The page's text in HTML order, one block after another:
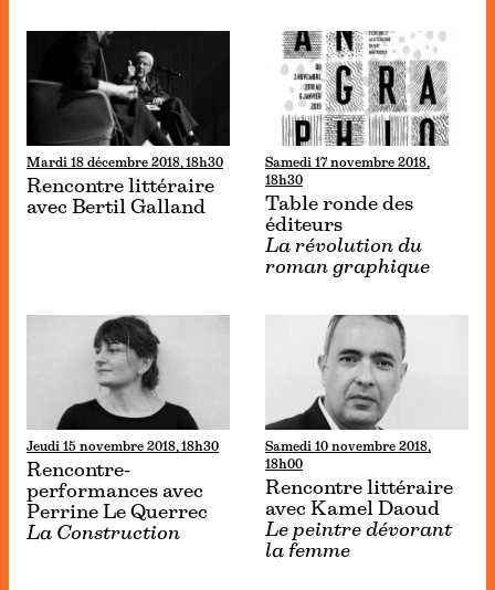
Mardi 18 décembre 2018, 18h30
Rencontre littéraire
avec Bertil Galland
Samedi 17 novembre 2018,
18h30
Table ronde des
éditeurs
La révolution du
roman graphique
Jeudi 15 novembre 2018, 18h30
Rencontre-
performances avec
Perrine Le Querrec
La Construction
Samedi 10 novembre 2018,
18h00
Rencontre littéraire
avec Kamel Daoud
Le peintre dévorant
la femme